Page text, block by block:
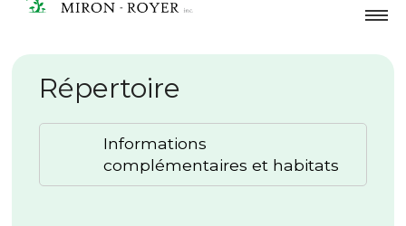
LA FONDATION
NOUVELLES
RÉPERTOIRE
Répertoire
Informations
complémentaires et habitats